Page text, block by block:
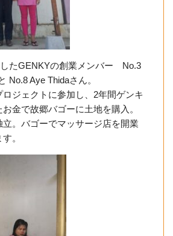
したGENKYの創業メンバー No.3
No.8 Aye Thidaさん。
ジェクトに参加し、2年間ゲンキ
金で故郷バゴーに土地を購入。
。バゴーでマッサージ店を開業
。